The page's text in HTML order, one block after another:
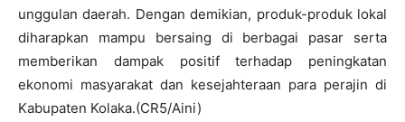
unggulan daerah. Dengan demikian, produk-produk lokal
diharapkan mampu bersaing di berbagai pasar serta
memberikan dampak positif terhadap peningkatan
ekonomi masyarakat dan kesejahteraan para perajin di
Kabupaten Kolaka.(CR5/Aini)